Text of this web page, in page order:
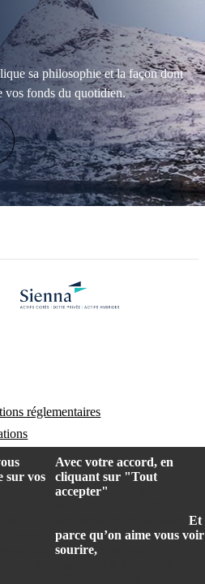
sur vos
Avec votre accord, en
cliquant sur "Tout
accepter"
Et
parce qu’on aime vous voir
sourire,vous avez
sa philosophie et la façon dont
vos fonds du quotidien.
réglementaires
personnelles et cookies
à la newsletter